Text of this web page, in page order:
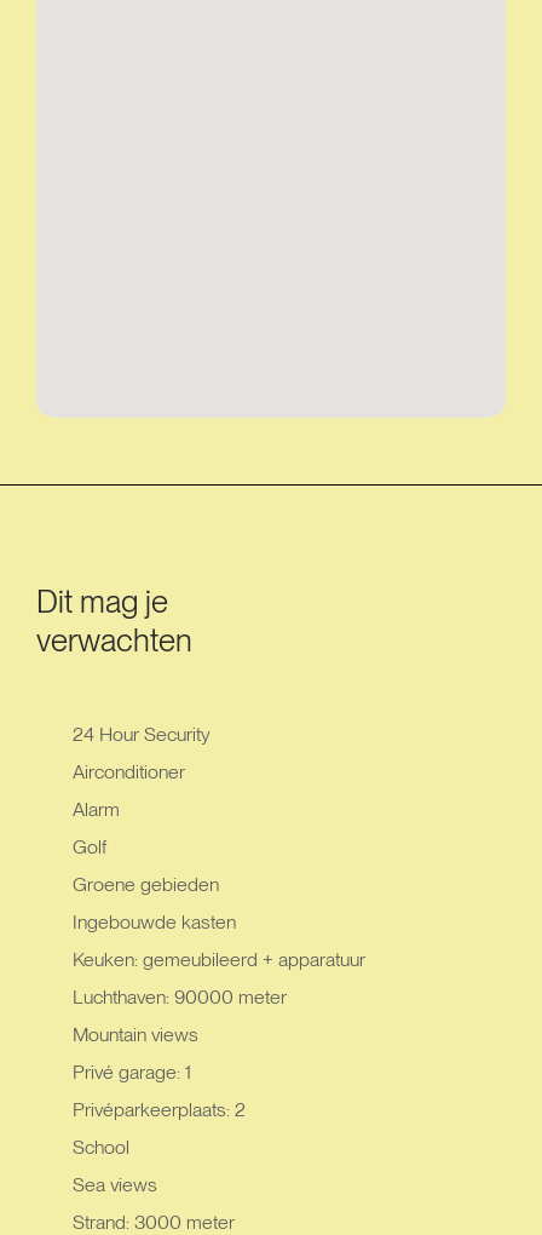
Dit mag je
verwachten
24 Hour Security
Airconditioner
Alarm
Golf
Groene gebieden
Ingebouwde kasten
Keuken: gemeubileerd + apparatuur
Luchthaven: 90000 meter
Mountain views
Privé garage: 1
Privéparkeerplaats: 2
School
Sea views
Strand: 3000 meter